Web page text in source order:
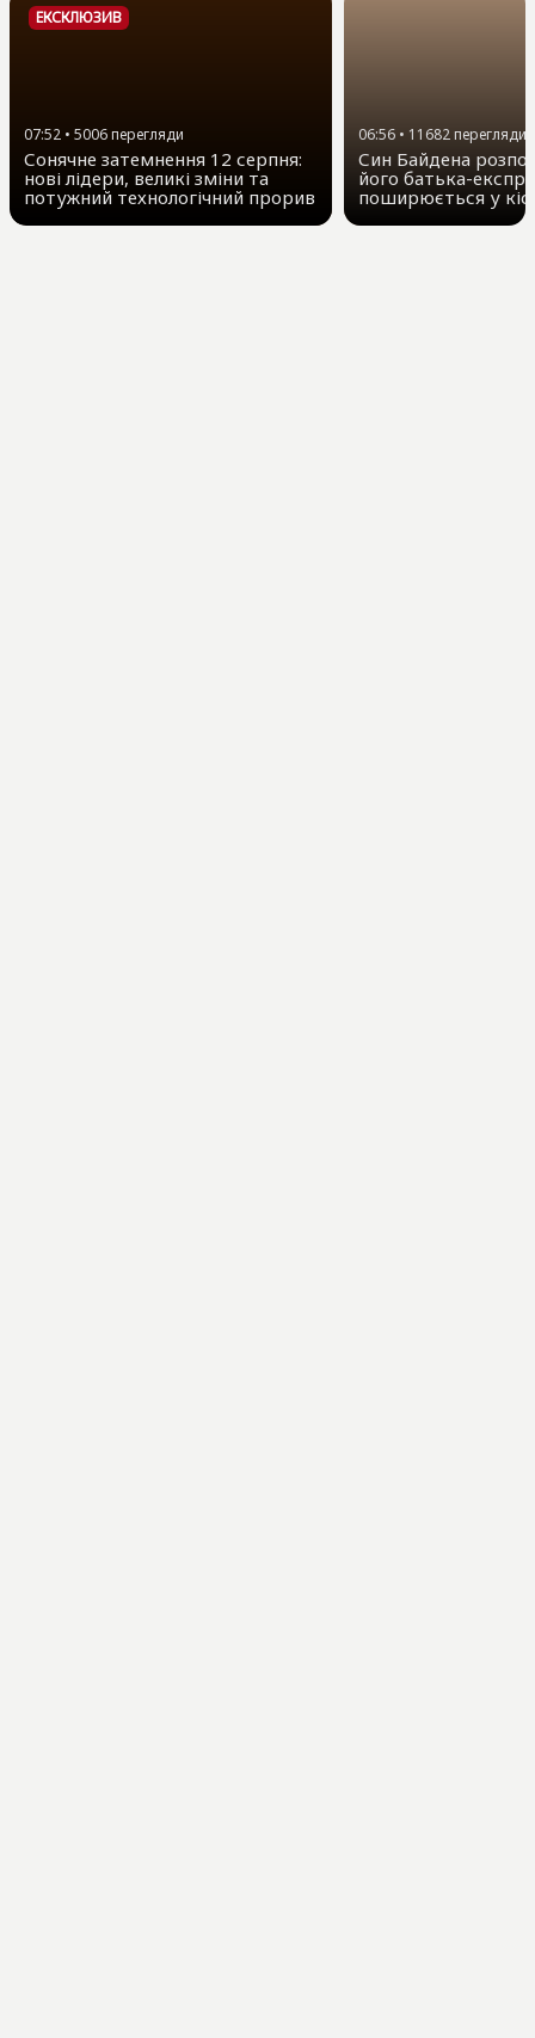
ЕКСКЛЮЗИВ
07:52 • 5006перегляди
Сонячне затемнення 12 серпня:
нові лідери, великі зміни та
потужний технологічний прорив
06:56 • 11682перегляди
Син Байдена
його батька-
поширюється у